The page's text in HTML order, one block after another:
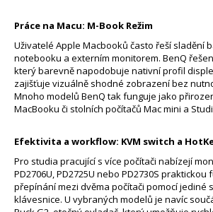
Práce na Macu: M-Book Režim
Uživatelé Apple Macbooků často řeší sladění
notebooku a externím monitorem. BenQ
který barevně napodobuje nativní profil
zajišťuje vizuálně shodné zobrazení bez
Mnoho modelů BenQ tak funguje jako
MacBooku či stolních počítačů Mac mini a
Efektivita a workflow: KVM switch a
Pro studia pracující s více počítači nabízejí
PD2706U, PD2725U nebo PD2730S praktickou
přepínání mezi dvěma počítači pomocí jediné
klávesnice. U vybraných modelů je navíc